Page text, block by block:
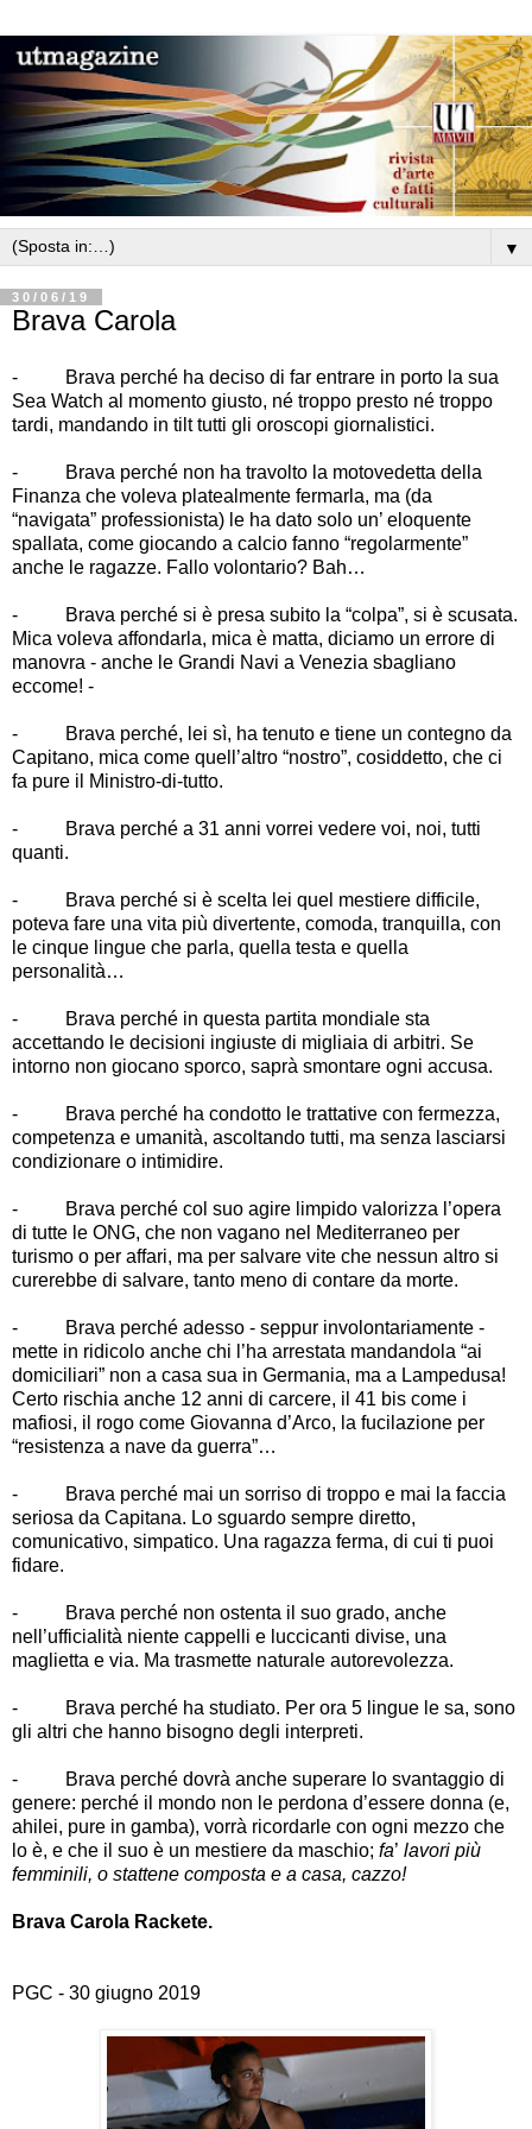
▼
30/06/19
Brava Carola
-
Brava perché ha deciso di far entrare in porto la sua
Sea Watch al momento giusto, né troppo presto né troppo
tardi, mandando in tilt tutti gli oroscopi giornalistici.
-
Brava perché non ha travolto la motovedetta della
Finanza che voleva platealmente fermarla, ma (da
“navigata” professionista) le ha dato solo un’ eloquente
spallata, come giocando a calcio fanno “regolarmente”
anche le ragazze. Fallo volontario? Bah…
- Brava perché si è presa subito la “colpa”, si è scusata.
Mica voleva affondarla, mica è matta, diciamo un errore di
manovra - anche le Grandi Navi a Venezia sbagliano
eccome! -
-
Brava perché, lei sì, ha tenuto e tiene un contegno da
Capitano, mica come quell ’altro “nostro”, cosiddetto, che ci
fa pure il Ministro-di-tutto.
-
Brava perché a 31 anni vorrei vedere voi, noi, tutti
quanti.
-
Brava perché si è scelta lei quel mestiere difficile,
poteva fare una vita più divertente, comoda, tranquilla, con
le cinque lingue che parla, quella testa e quella
personalità…
-
Brava perché in questa partita mondiale sta
accettando le decisioni ingiuste di migliaia di arbitri. Se
intorno non giocano sporco, saprà smontare ogni accusa.
-
Brava perché ha condotto le trattative con fermezza,
competenza e umanità, ascoltando tutti, ma senza lasciarsi
condizionare o intimidire.
- Brava perché col suo agire limpido valorizza l ’opera
di tutte le ONG, che non vagano nel Mediterraneo per
turismo o per affari, ma per salvare vite che nessun altro si
curerebbe di salvare, tanto meno di contare da morte.
-
Brava perché adesso - seppur involontariamente -
mette in ridicolo anche chi l ’ha arrestata mandandola “ai
domiciliari” non a casa sua in Germania, ma a Lampedusa!
Certo rischia anche 12 anni di carcere, il 41 bis come i
mafiosi, il rogo come Giovanna d’Arco, la fucilazione per
“resistenza a nave da guerra”…
-
Brava perché mai un sorriso di troppo e mai la faccia
seriosa da Capitana. Lo sguardo sempre diretto,
comunicativo, simpatico. Una ragazza ferma, di cui ti puoi
fidare.
-
Brava perché non ostenta il suo grado, anche
nell ’ufficialità niente cappelli e luccicanti divise, una
maglietta e via. Ma trasmette naturale autorevolezza.
-
Brava perché ha studiato. Per ora 5 lingue le sa, sono
gli altri che hanno bisogno degli interpreti.
-
Brava perché dovrà anche superare lo svantaggio di
genere: perché il mondo non le perdona d’essere donna (e,
ahilei, pure in gamba), vorrà ricordarle con ogni mezzo che
lo è, e che il suo è un mestiere da maschio; fa’ lavori più
femminili, o stattene composta e a casa, cazzo!
Brava Carola Rackete.
PGC - 30 giugno 2019